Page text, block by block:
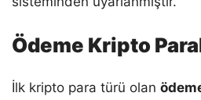
Ödeme Kripto
İlk kripto para türü olan